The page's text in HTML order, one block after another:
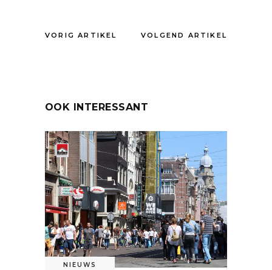
VORIG ARTIKEL VOLGEND ARTIKEL
OOK INTERESSANT
NIEUWS